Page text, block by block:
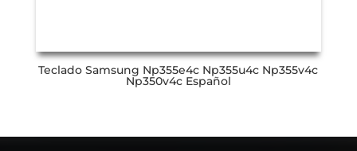
Teclado Samsung Np355e4c Np355u4c Np355v4c
Np350v4c Español